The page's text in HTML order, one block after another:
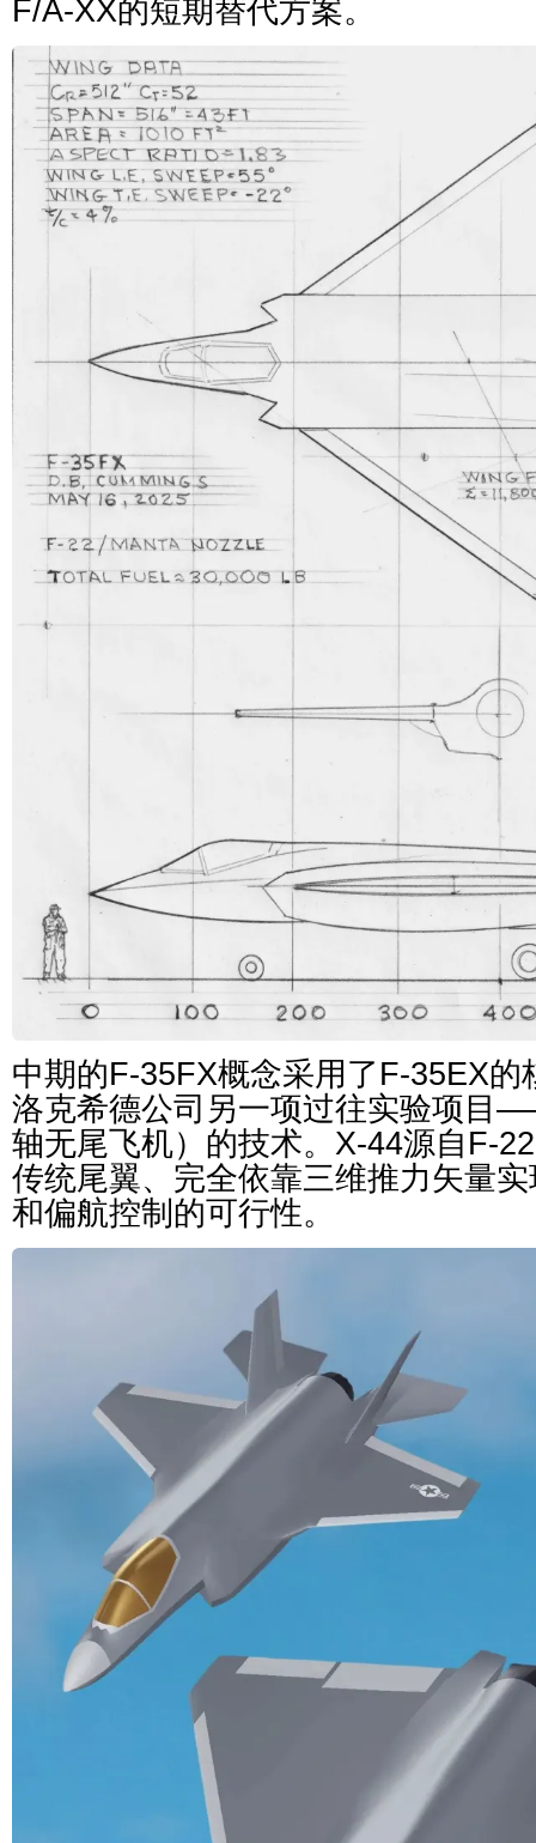
F/A-XX的短期替代方案。
中期的F-35FX概念采用了F-35EX的
洛克希德公司另一项过往实验项目
轴无尾飞机）的技术。X-44源自F-
传统尾翼、完全依靠三维推力矢量
和偏航控制的可行性。